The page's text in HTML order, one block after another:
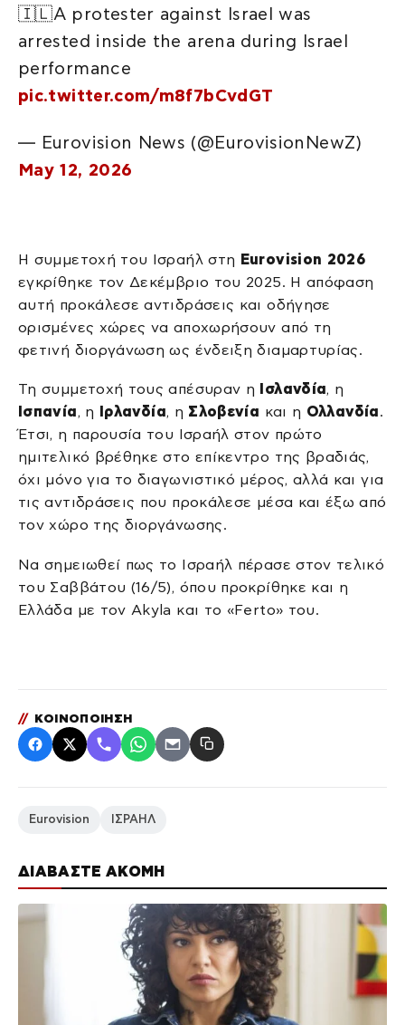
ΔΙΑΒΑΣΤΕ ΑΚΟΜΗ
🇮🇱A protester against Israel was
arrested inside the arena during Israel
performance
pic.twitter.com/m8f7bCvdGT
— Eurovision News (@EurovisionNewZ)
May 12, 2026
Η συμμετοχή του Ισραήλ στη Eurovision 2026
εγκρίθηκε τον Δεκέμβριο του 2025. Η απόφαση
αυτή προκάλεσε αντιδράσεις και οδήγησε
ορισμένες χώρες να αποχωρήσουν από τη
φετινή διοργάνωση ως ένδειξη διαμαρτυρίας.
Τη συμμετοχή τους απέσυραν η Ισλανδία, η
Ισπανία, η Ιρλανδία, η Σλοβενία και η Ολλανδία.
Έτσι, η παρουσία του Ισραήλ στον πρώτο
ημιτελικό βρέθηκε στο επίκεντρο της βραδιάς,
όχι μόνο για το διαγωνιστικό μέρος, αλλά και για
τις αντιδράσεις που προκάλεσε μέσα και έξω από
τον χώρο της διοργάνωσης.
Να σημειωθεί πως το Ισραήλ πέρασε στον τελικό
του Σαββάτου (16/5), όπου προκρίθηκε και η
Ελλάδα με τον Akyla και το «Ferto» του.
// ΚΟΙΝΟΠΟΙΗΣΗ
Eurovision ΙΣΡΑΗΛ